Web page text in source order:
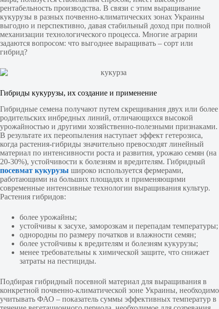
рентабельность производства. В связи с этим выращивание
кукурузы в разных почвенно-климатических зонах Украины
выгодно и перспективно, давая стабильный доход при полной
механизации технологического процесса. Многие аграрии
задаются вопросом: что выгоднее выращивать – сорт или
гибрид?
Гибриды кукурузы, их создание и применение
Гибридные семена получают путем скрещивания двух или более
родительских инбредных линий, отличающихся высокой
урожайностью и другими хозяйственно-полезными признаками.
В результате их переопыления наступает эффект гетерозиса,
когда растения-гибриды значительно превосходят линейный
материал по интенсивности роста и развития, урожаю семян (на
20-30%), устойчивости к болезням и вредителям. Гибридный
посевмат кукурузы широко используется фермерами,
работающими на больших площадях и применяющими
современные интенсивные технологии выращивания культур.
Растения гибридов:
более урожайны;
устойчивы к засухе, заморозкам и перепадам температуры;
однородны по размеру початков и влажности семян;
более устойчивы к вредителям и болезням кукурузы;
менее требовательны к химической защите, что снижает
затраты на пестициды.
Подбирая гибридный посевной материал для выращивания в
конкретной почвенно-климатической зоне Украины, необходимо
учитывать ФАО – показатель суммы эффективных температур в